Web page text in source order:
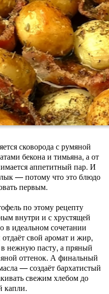
сковорода с румяной
бекона и тимьяна, а от
аппетитный пар. И
— потому что это блюдо
первым.
по этому рецепту
внутри и с хрустящей
в идеальном сочетании
свой аромат и жир,
нежную пасту, а пряный
оттенок. А финальный
— создаёт бархатистый
свежим хлебом до
капли.